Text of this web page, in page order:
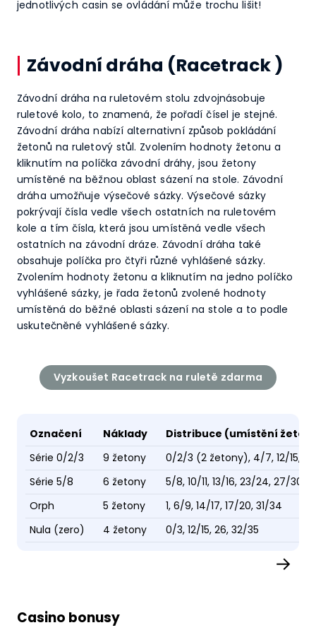
jednotlivých casin se ovládání může trochu lišit!
Závodní dráha (Racetrack )
Závodní dráha na ruletovém stolu zdvojnásobuje
ruletové kolo, to znamená, že pořadí čísel je stejné.
Závodní dráha nabízí alternativní způsob pokládání
žetonů na ruletový stůl. Zvolením hodnoty žetonu a
kliknutím na políčka závodní dráhy, jsou žetony
umístěné na běžnou oblast sázení na stole. Závodní
dráha umožňuje výsečové sázky. Výsečové sázky
pokrývají čísla vedle všech ostatních na ruletovém
kole a tím čísla, která jsou umístěná vedle všech
ostatních na závodní dráze. Závodní dráha také
obsahuje políčka pro čtyři různé vyhlášené sázky.
Zvolením hodnoty žetonu a kliknutím na jedno políčko
vyhlášené sázky, je řada žetonů zvolené hodnoty
umístěná do běžné oblasti sázení na stole a to podle
uskutečněné vyhlášené sázky.
Vyzkoušet Racetrack na ruletě zdarma
Označení Náklady
Distribuce (umístění
Série 0/2/3
9 žetony
0/2/3 (2 žetony), 4/7, 12/15,
Série 5/8
6 žetony
5/8, 10/11, 13/16, 23/24, 27/30,
Orph
5 žetony
1, 6/9, 14/17, 17/20, 31/34
Nula (zero)
4 žetony 0/3, 12/15, 26, 32/35
→
Casino bonusy